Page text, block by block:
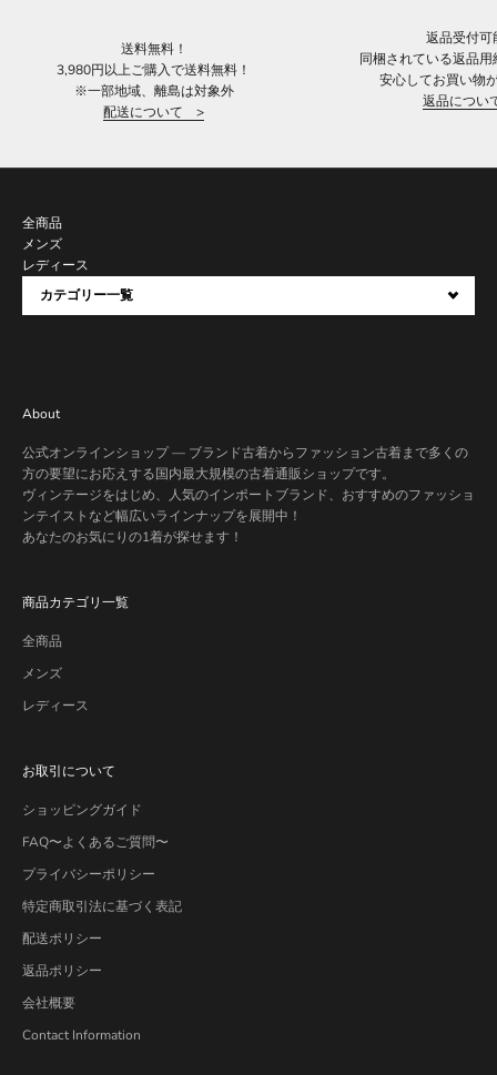
送料無料！
3,980円以上ご購入で送料無料！
※一部地域、離島は対象外
配送について >
返品受付可
同梱されている返品
安心してお買い物
返品につ
全商品
メンズ
レディース
カテゴリー一覧
About
公式オンラインショップ — ブランド古着からファッション古着まで多くの
方の要望にお応えする国内最大規模の古着通販ショップです。
ヴィンテージをはじめ、人気のインポートブランド、おすすめのファッショ
ンテイストなど幅広いラインナップを展開中！
あなたのお気にりの1着が探せます！
商品カテゴリ一覧
全商品
メンズ
レディース
お取引について
ショッピングガイド
FAQ〜よくあるご質問〜
プライバシーポリシー
特定商取引法に基づく表記
配送ポリシー
返品ポリシー
会社概要
Contact Information